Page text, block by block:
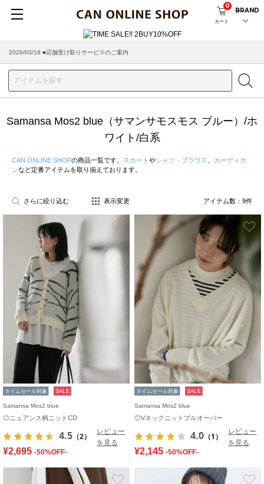
カート
0
BRAND
2026/08/04 ■8/13(木)AM2:00～サイトメンテナンス実施のお知らせ
2026/03/18 ■店舗受け取りサービスのご案内
Samansa Mos2 blue（サマンサモスモス ブルー）/ホ
ワイト/白系
CAN ONLINE SHOPの商品一覧です。 スカート やシャツ・ブラウス
カーディガ
ンなど定番アイテムを取り揃えております。
さらに絞り込む 表示変更 アイテム数： 9件
お気に入り
タイムセール対象 SALE
Samansa Mos2 blue
◎ニュアンス柄ニットCD
4.5 （2）
レビュー
を見る
¥2,695 -50%OFF-
タイムセール対象 SALE
Samansa Mos2 blue
◎Vネックニットプルオーバー
4.0 （1）
レビュー
を見る
¥2,145 -50%OFF-